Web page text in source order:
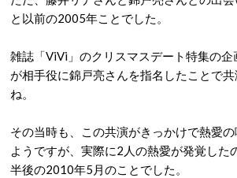
と以前の2005年ことでした。
雑誌「ViVi」のクリスマスデート特集の企
が相手役に錦戸亮さんを指名したことで
ね。
その当時も、この共演がきっかけで熱愛
ようですが、実際に2人の熱愛が発覚した
半後の2010年5月のことでした。